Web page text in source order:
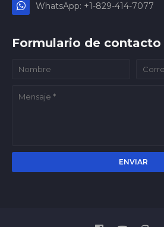
WhatsApp: +1-829-414-7077
Formulario de contacto